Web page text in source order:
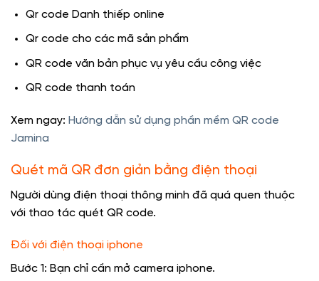
Qr code Danh thiếp online
Qr code cho các mã sản phẩm
QR code văn bản phục vụ yêu cầu công việc
QR code thanh toán
Xem ngay: Hướng dẫn sử dụng phần mềm QR code
Jamina
Quét mã QR đơn giản bằng điện thoại
Người dùng điện thoại thông minh đã quá quen thuộc
với thao tác quét QR code.
Đối với điện thoại iphone
Bước 1: Bạn chỉ cần mở camera iphone.